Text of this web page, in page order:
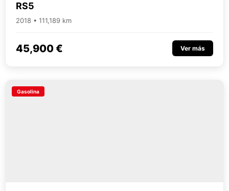
RS5
2018 • 111,189 km
45,900 € Ver más
Gasolina